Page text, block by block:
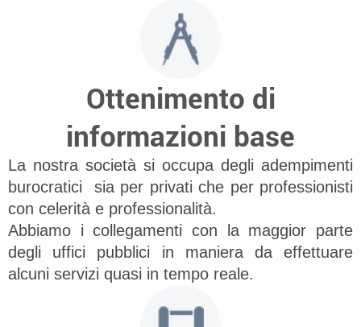
Ottenimento di
informazioni base
La nostra società si occupa degli adempimenti
burocratici sia per privati che per professionisti
con celerità e professionalità.
Abbiamo i collegamenti con la maggior parte
degli uffici pubblici in maniera da effettuare
alcuni servizi quasi in tempo reale.